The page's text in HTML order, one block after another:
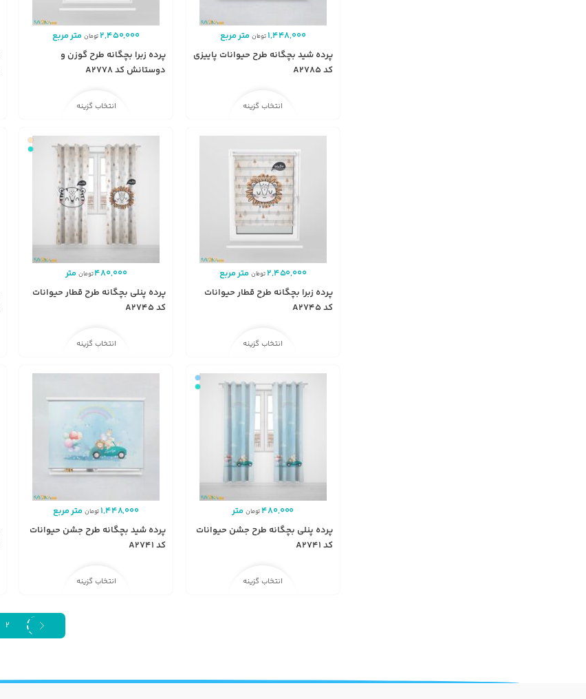
1,448,000تومان متر مربع
پرده شید بچگانه طرح حیوانات پاییزی
کد A2785
انتخاب گزینه
2,450,000تومان متر مربع
پرده زبرا بچگانه طرح گوزن و
دوستانش کد A2778
انتخاب گزینه
2,450,000تومان متر مربع
پرده زبرا بچگانه طرح قطار حیوانات
کد A2745
انتخاب گزینه
480,000تومانمتر
پرده پنلی بچگانه طرح قطار حیوانات
کد A2745
انتخاب گزینه
480,000تومان متر
پرده پنلی بچگانه طرح جشن حیوانات
کد A2741
انتخاب گزینه
1,448,000تومان متر مربع
پرده شید بچگانه طرح جشن حیوانات
کد A2741
انتخاب گزینه
2